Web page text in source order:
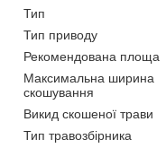
Тип
Тип приводу
Рекомендована площа
Максимальна ширина
скошування
Викид скошеної трави
Тип травозбірника